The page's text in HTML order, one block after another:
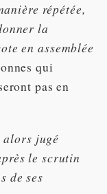
répétée,
la
en assemblée
qui
pas en
jugé
le scrutin
de ses